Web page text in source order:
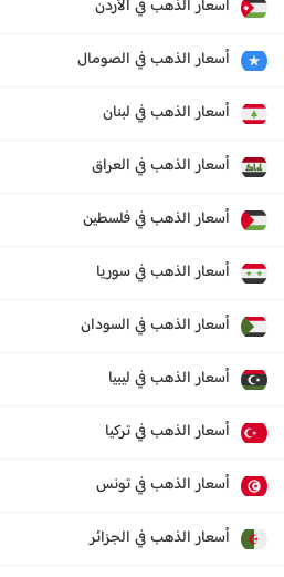
أسعار الذهب في الأردن
أسعار الذهب في الصومال
أسعار الذهب في لبنان
أسعار الذهب في العراق
أسعار الذهب في فلسطين
أسعار الذهب في سوريا
أسعار الذهب في السودان
أسعار الذهب في ليبيا
أسعار الذهب في تركيا
أسعار الذهب في تونس
أسعار الذهب في الجزائر